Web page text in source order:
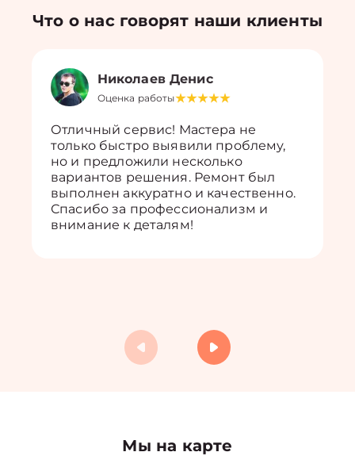
Что о нас говорят наши клиенты
Николаев Денис
Оценка работы
Отличный сервис! Мастера не
только быстро выявили проблему,
но и предложили несколько
вариантов решения. Ремонт был
выполнен аккуратно и качественно.
Спасибо за профессионализм и
внимание к деталям!
Мы на карте